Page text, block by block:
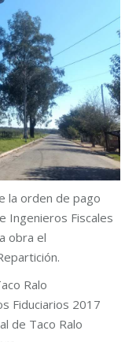
la orden de pago
Ingenieros Fiscales
obra el
Ralo
Fiduciarios 2017
de Taco Ralo